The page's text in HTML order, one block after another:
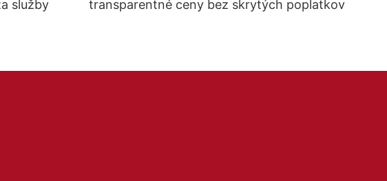
služby transparentné ceny bez skrytých poplatkov